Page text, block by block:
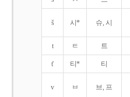
š 시* 슈, 시
t ㅌ 트
t' 티* 티
v ㅂ 브, 프